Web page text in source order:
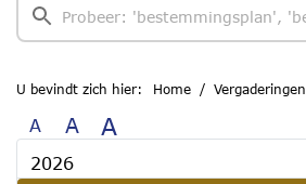
U bevindt zich hier: Home Vergaderingen
A A A
2026